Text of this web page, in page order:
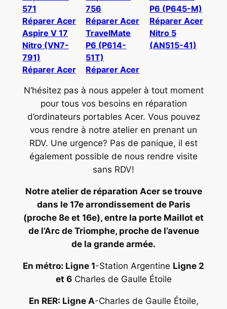
571
Réparer Acer
Aspire V 17
Nitro (VN7-
791)
Réparer Acer
756
Réparer Acer
TravelMate
P6 (P614-
51T)
Réparer Acer
P6 (P645-M)
Réparer Acer
Nitro 5
(AN515-41)
N’hésitez pas à nous appeler à tout moment
pour tous vos besoins en réparation
d’ordinateurs portables Acer. Vous pouvez
vous rendre à notre atelier en prenant un
RDV. Une urgence? Pas de panique, il est
également possible de nous rendre visite
sans RDV!
Notre atelier de réparation Acer se trouve
dans le 17e arrondissement de Paris
(proche 8e et 16e), entre la porte Maillot et
de l’Arc de Triomphe, proche de l’avenue
de la grande armée.
En métro: Ligne 1-Station Argentine Ligne 2
et 6Charles de Gaulle Étoile
En RER: Ligne A-Charles de Gaulle Étoile,